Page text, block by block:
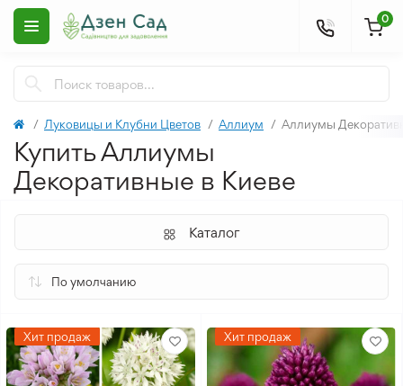
0
Луковицы и Клубни Цветов Аллиум Аллиумы
Купить Аллиумы
Декоративные в Киеве
Каталог
Хит продаж Хит продаж